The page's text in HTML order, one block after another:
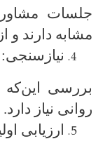
جلسات
مشابه دارند و
نیازسنجی:
بررسی این‌که
روانی نیاز دارد.
ارزیابی